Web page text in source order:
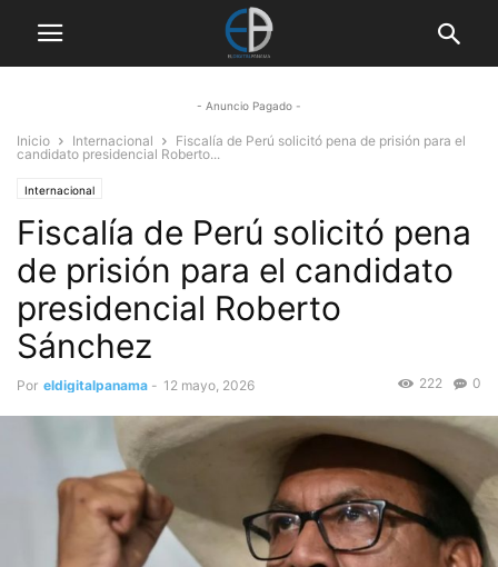
- Anuncio Pagado -
Inicio Internacional
Fiscalía de Perú solicitó pena de prisión para el
candidato presidencial Roberto...
Internacional
Fiscalía de Perú solicitó pena
de prisión para el candidato
presidencial Roberto
Sánchez
Por eldigitalpanama - 12 mayo, 2026 0
222